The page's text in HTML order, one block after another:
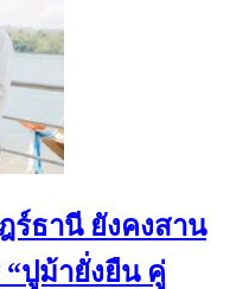
ร์ธานี ยังคงสาน
“ปูม้ายั่งยืน คู่